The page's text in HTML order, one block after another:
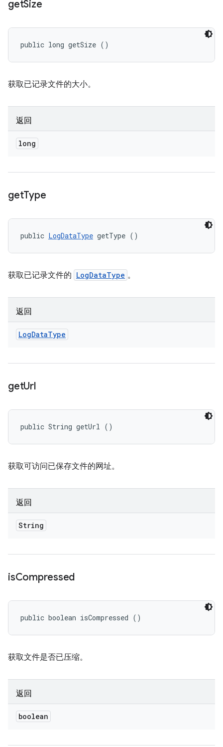
getSize
public long getSize ()
获取已记录文件的大小。
返回
long
getType
public LogDataType getType ()
获取已记录文件的 LogDataType 。
返回
LogDataType
getUrl
public String getUrl ()
获取可访问已保存文件的网址。
返回
String
isCompressed
public boolean isCompressed ()
获取文件是否已压缩。
返回
boolean